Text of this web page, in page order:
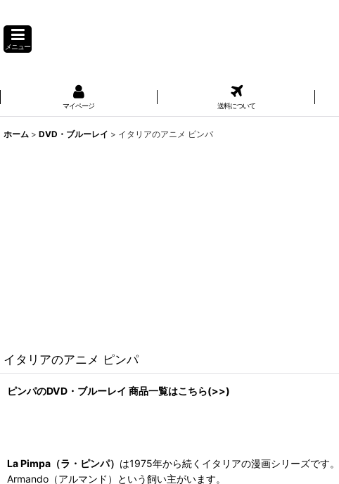
メニュー
マイページ 送料について
ホーム > DVD・ブルーレイ > イタリアのアニメ ピンパ
イタリアのアニメ ピンパ
ピンパのDVD・ブルーレイ 商品一覧はこちら(>>)
La Pimpa（ラ・ピンパ） は1975年から続くイタリアの漫画シリーズです。
Armando（アルマンド）という飼い主がいます。